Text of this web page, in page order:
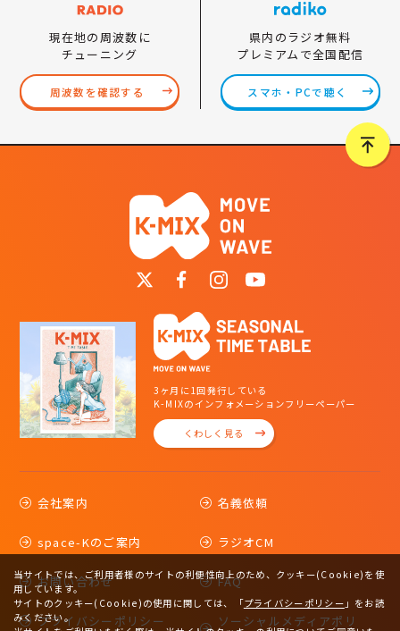
現在地の周波数に
チューニング
周波数を確認する
県内のラジオ無料
プレミアムで全国配信
スマホ・PCで聴く
3ヶ月に1回発行している
K-MIXのインフォメーションフリーペーパー
くわしく見る
会社案内 名義依頼
space-Kのご案内 ラジオCM
お問い合わせ FAQ
プライバシーポリシー
ソーシャルメディアポリ
当サイトでは、ご利用者様のサイトの利便性向上のため、クッキー(Cookie)を使
用しています。
サイトのクッキー(Cookie)の使用に関しては、
「プライバシーポリシー 」をお読
みください。